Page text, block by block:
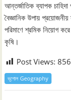
আন্তর্জাতিক ব্যাপক
বৈজ্ঞানিক উপায়
পরিমাণে শ্রমিক নিয়োগ
কৃষি।
Post Views: 856
ভূগোল Geography